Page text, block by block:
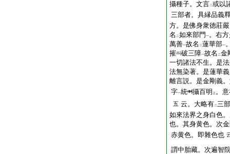
攝種子。文言二或以
三部者。具縁品義
方。是佛身衆徳莊
名 二如來部門 一。右
萬善一故名 二蓮華部一
摧
破三障一故名 二金
一切諸法不生。是
法無染著。是蓮華
離言説。是金剛義
字一統 攝百明 上 。
五 云。大略有二三部
如來法界之身白色
也。其身黄色。次
赤黄色。即雜色也
謂中胎藏。次遍智